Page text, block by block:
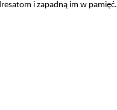
i zapadną im w pamięć.